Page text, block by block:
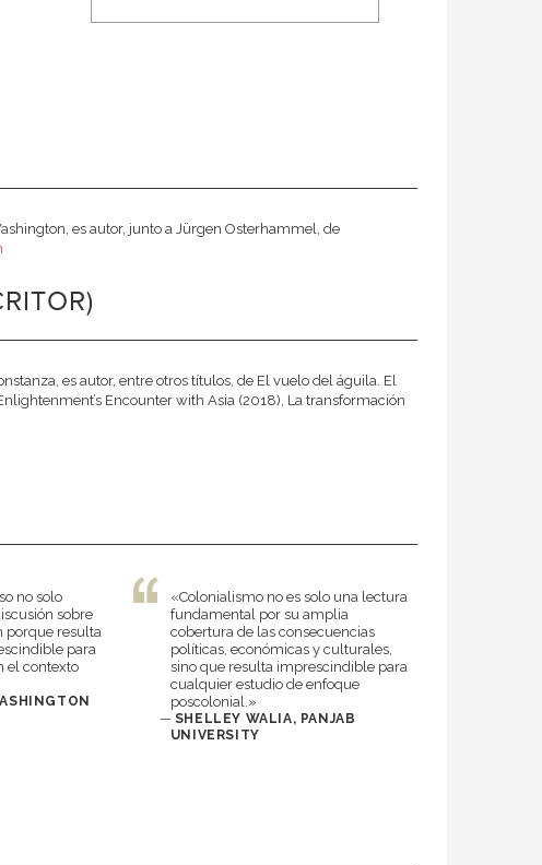
es autor, junto a Jürgen Osterhammel, de
es autor, entre otros títulos, de El vuelo del águila. El
Encounter with Asia (2018), La transformación
no solo
sobre
porque resulta
para
el contexto
«Colonialismo no es solo una lectura
fundamental por su amplia
cobertura de las consecuencias
políticas, económicas y culturales,
sino que resulta imprescindible para
cualquier estudio de enfoque
poscolonial.»
— SHELLEY WALIA, PANJAB
UNIVERSITY